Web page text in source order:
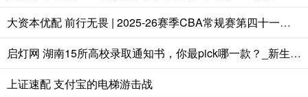
大资本优配 前行无畏 | 2025-26赛季CBA常规赛第四十一轮 - 顽强拼搏！主场战胜福建！
启灯网 湖南15所高校录取通知书，你最pick哪一款？_新生_封面_建筑
上证速配 支付宝的电梯游击战